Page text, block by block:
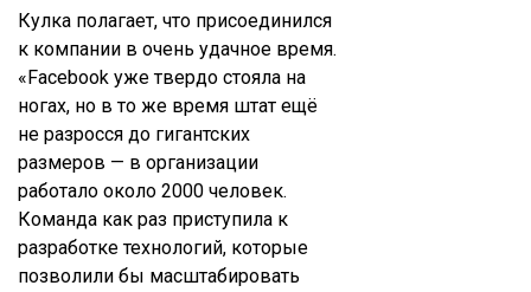
Кулка полагает, что присоединился
к компании в очень удачное время.
«Facebook уже твердо стояла на
ногах, но в то же время штат ещё
не разросся до гигантских
размеров — в организации
работало около 2000 человек.
Команда как раз приступила к
разработке технологий, которые
позволили бы масштабировать